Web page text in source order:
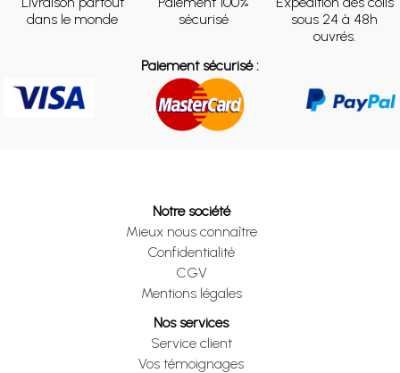
dans le monde
sécurisé
sous 24 à 48h
ouvrés.
Paiement sécurisé :
Notre société
Mieux nous connaître
Confidentialité
CGV
Mentions légales
Nos services
Service client
Vos témoignages